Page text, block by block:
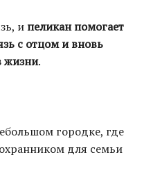
и пеликан помогает
с отцом и вновь
жизни.